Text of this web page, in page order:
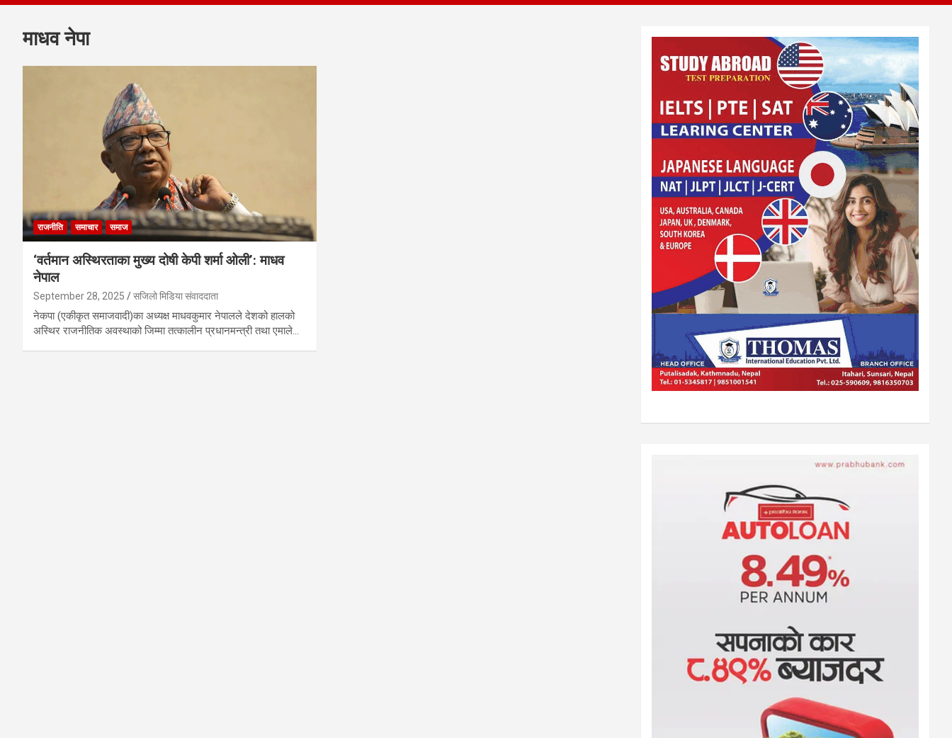
माधव नेपा
राजनीति समाचार समाज
‘वर्तमान अस्थिरताका मुख्य दोषी केपी शर्मा ओली’: माधव
नेपाल
September 28, 2025 सजिलो मिडिया संवाददाता
नेकपा (एकीकृत समाजवादी)का अध्यक्ष माधवकुमार नेपालले देशको हालको
अस्थिर राजनीतिक अवस्थाको जिम्मा तत्कालीन प्रधानमन्त्री तथा एमाले…